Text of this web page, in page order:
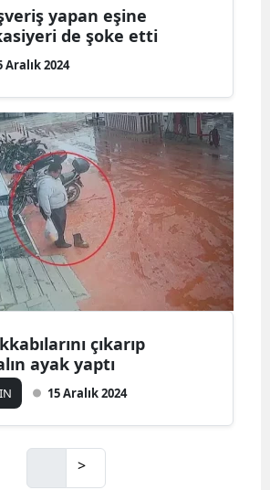
yapan eşine
de şoke etti
Aralık 2024
çıkarıp
ayak yaptı
15 Aralık 2024
>